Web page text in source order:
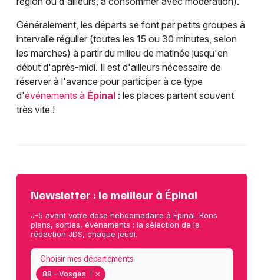
Généralement, les départs se font par petits groupes à
intervalle régulier (toutes les 15 ou 30 minutes, selon
les marches) à partir du milieu de matinée jusqu'en
début d'après-midi. Il est d'ailleurs nécessaire de
réserver à l'avance pour participer à ce type
d'événements à Épinal : les places partent souvent
très vite !
Newsletter : le meilleur à Épinal
J-5 avant votre dose hebdomadaire à Épinal. Bons
plans, sorties, événements : la sélection de la
rédaction JDS, chaque jeudi.
88 - Vosges
Choisir mes départements